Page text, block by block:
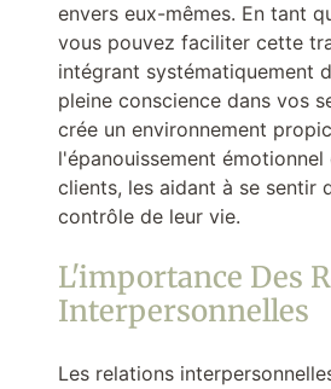
envers eux-mêmes. En tant
vous pouvez faciliter cette
intégrant systématiquement
pleine conscience dans vos
crée un environnement
l'épanouissement
clients, les aidant à se sentir
contrôle de leur vie.
L'importance Des
Interpersonnelles
Les relations